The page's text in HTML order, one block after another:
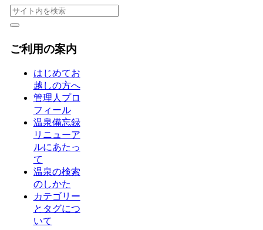
ご利用の案内
はじめてお
越しの方へ
管理人プロ
フィール
温泉備忘録
リニューア
ルにあたっ
て
温泉の検索
のしかた
カテゴリー
とタグにつ
いて